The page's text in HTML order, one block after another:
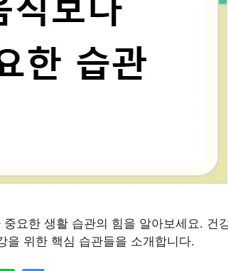
요한 생활 습관의 힘을 알아보세요. 건
을 위한 핵심 습관들을 소개합니다.